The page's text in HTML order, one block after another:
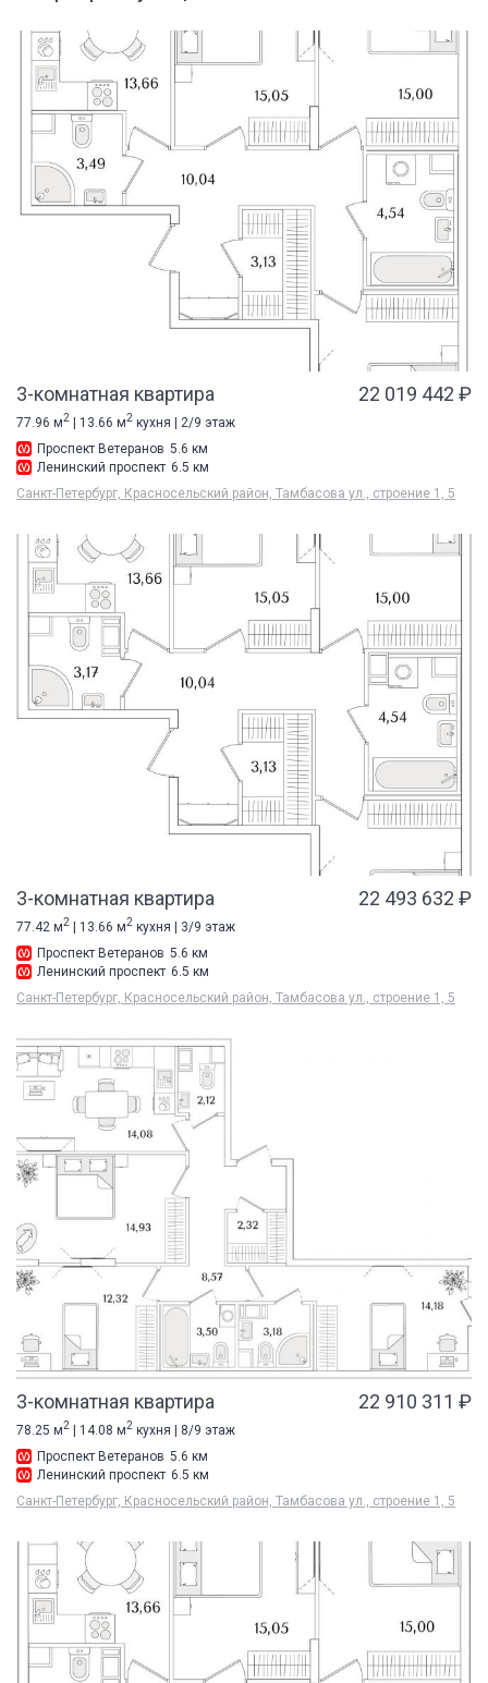
3-комнатная квартира 22 019 442 ₽
77.96 м2 | 13.66 м2 кухня | 2/9 этаж
Проспект Ветеранов 5.6 км
Ленинский проспект 6.5 км
Санкт-Петербург, Красносельский район, Тамбасова ул., строение 1, 5
3-комнатная квартира 22 493 632 ₽
77.42 м2 | 13.66 м2 кухня | 3/9 этаж
Проспект Ветеранов 5.6 км
Ленинский проспект 6.5 км
Санкт-Петербург, Красносельский район, Тамбасова ул., строение 1, 5
3-комнатная квартира 22 910 311 ₽
78.25 м2 | 14.08 м2 кухня | 8/9 этаж
Проспект Ветеранов 5.6 км
Ленинский проспект 6.5 км
Санкт-Петербург, Красносельский район, Тамбасова ул., строение 1, 5